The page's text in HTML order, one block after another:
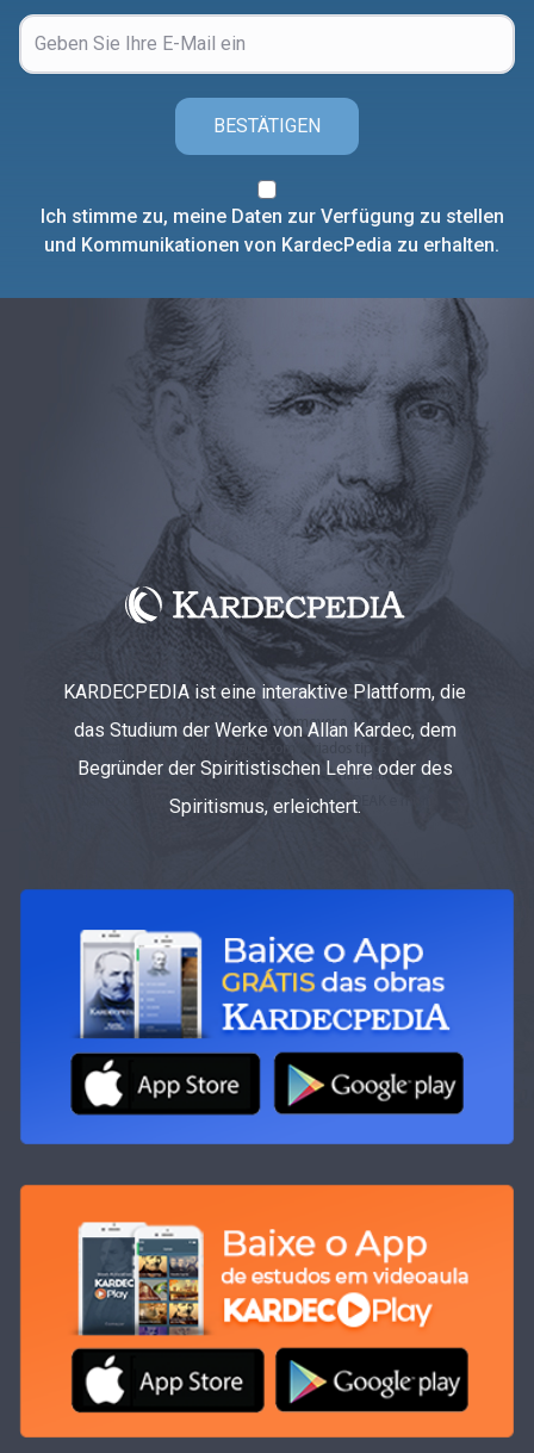
BESTÄTIGEN
Ich stimme zu, meine Daten zur Verfügung zu stellen
und Kommunikationen von KardecPedia zu erhalten.
KARDECPEDIA ist eine interaktive Plattform, die
das Studium der Werke von Allan Kardec, dem
Begründer der Spiritistischen Lehre oder des
Spiritismus, erleichtert.